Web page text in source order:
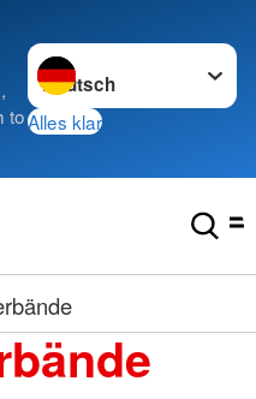
to
Sprache wechseln zu
Alles klar